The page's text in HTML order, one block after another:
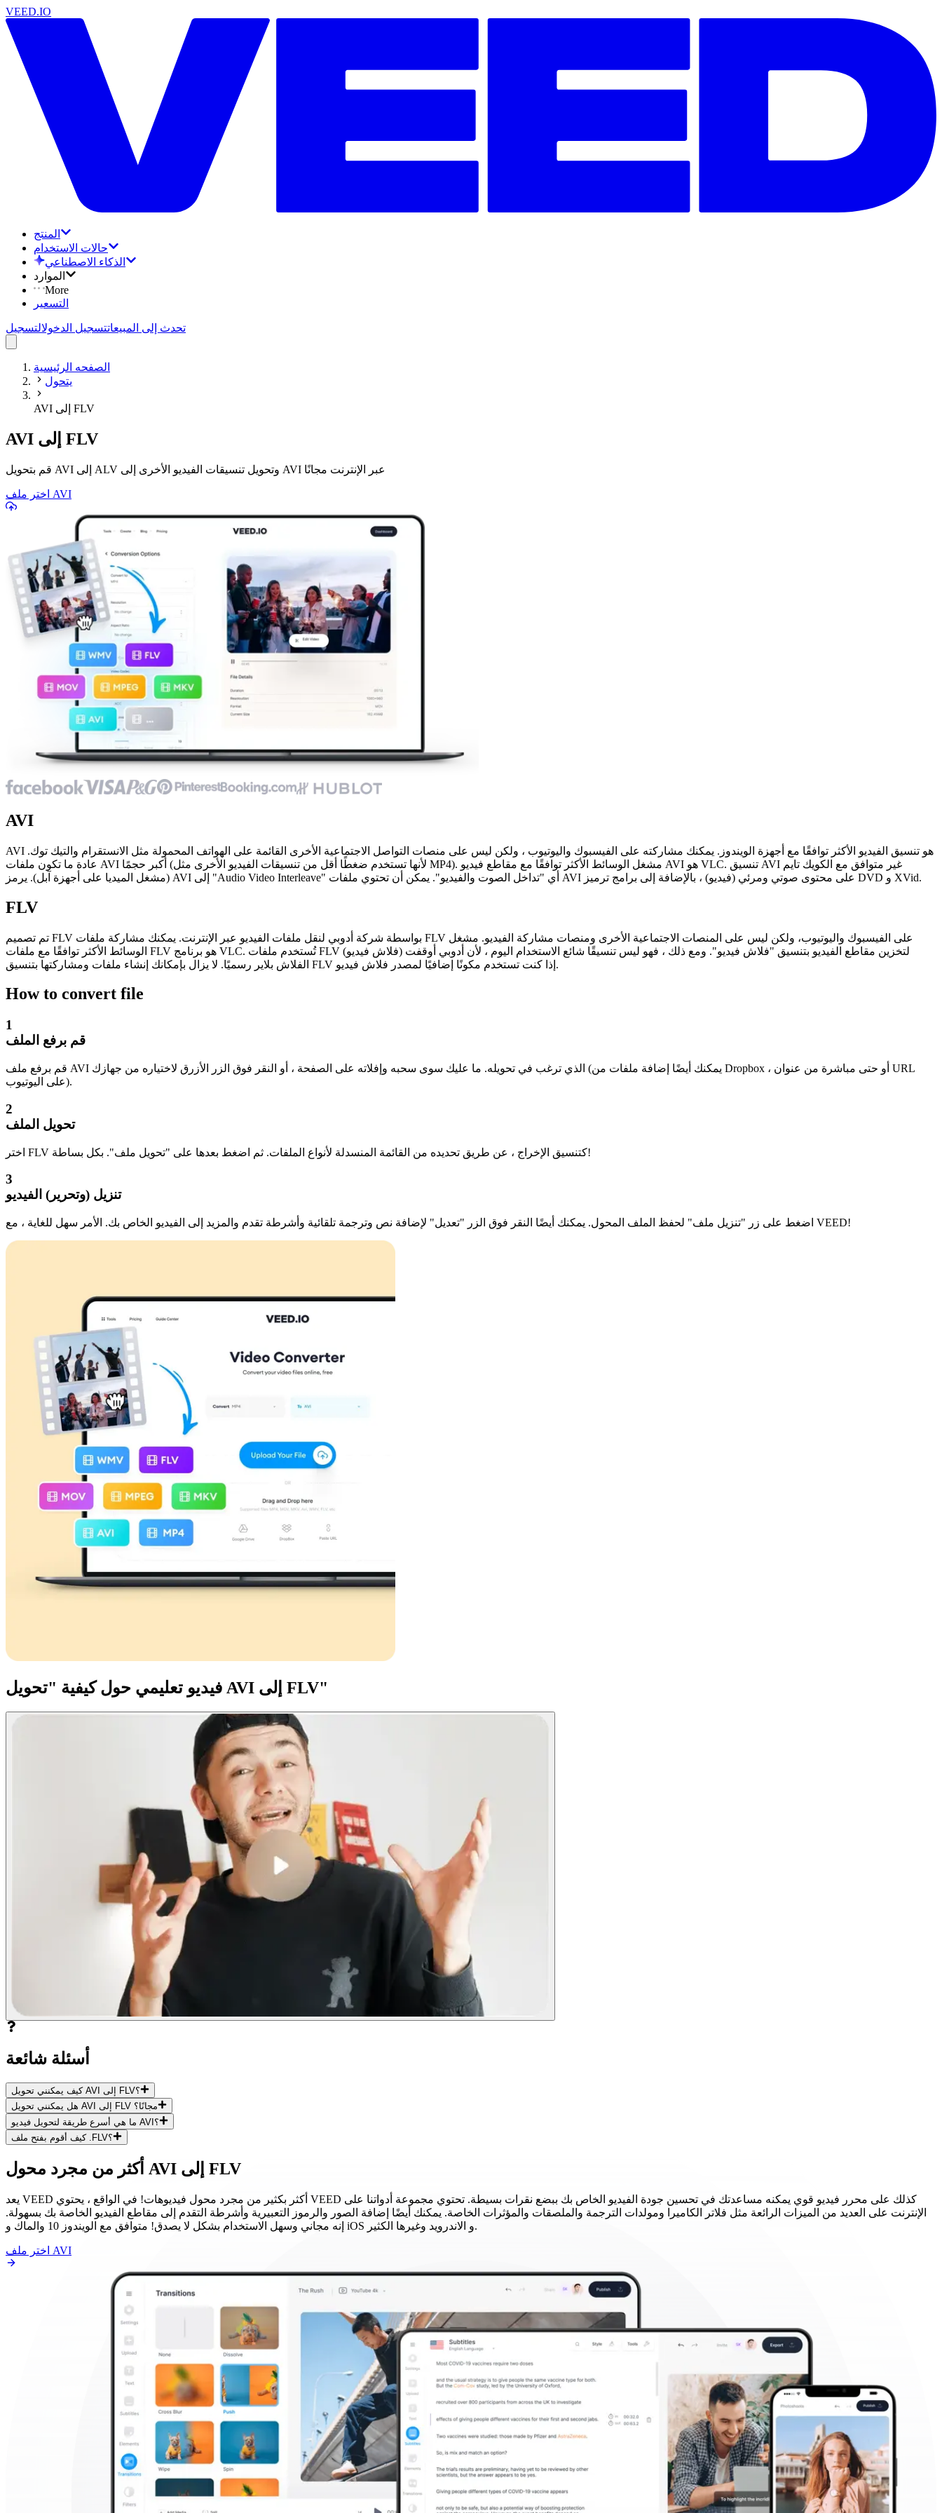
VEED.IO
المنتج
حالات الاستخدام
الذكاء الاصطناعي
الموارد
More
التسعير
تحدث إلى المبيعاتتسجيل الدخولالتسجيل
الصفحه الرئيسية
يتحول
AVI إلى FLV
AVI إلى FLV
قم بتحويل AVI إلى ALV وتحويل تنسيقات الفيديو الأخرى إلى AVI عبر الإنترنت مجانًا
اختر ملف AVI
AVI
AVI هو تنسيق الفيديو الأكثر توافقًا مع أجهزة الويندوز. يمكنك مشاركته على الفيسبوك واليوتيوب ، ولكن ليس على منصات التواصل الاجتماعية الأخرى القائمة على الهواتف المحمولة مثل الانستقرام والتيك توك.
عادة ما تكون ملفات AVI أكبر حجمًا (لأنها تستخدم ضغطًا أقل من تنسيقات الفيديو الأخرى مثل MP4). مشغل الوسائط الأكثر توافقًا مع مقاطع فيديو AVI هو VLC. تنسيق AVI غير متوافق مع الكويك تايم
(مشغل الميديا على أجهزة آبل). يرمز AVI إلى "Audio Video Interleave" أي "تداخل الصوت والفيديو". يمكن أن تحتوي ملفات AVI على محتوى صوتي ومرئي (فيديو) ، بالإضافة إلى برامج ترميز DVD و XVid.
FLV
تم تصميم FLV بواسطة شركة أدوبي لنقل ملفات الفيديو عبر الإنترنت. يمكنك مشاركة ملفات FLV على الفيسبوك واليوتيوب، ولكن ليس على المنصات الاجتماعية الأخرى ومنصات مشاركة الفيديو. مشغل
الوسائط الأكثر توافقًا مع ملفات FLV هو برنامج VLC. تُستخدم ملفات FLV (فلاش فيديو) لتخزين مقاطع الفيديو بتنسيق "فلاش فيديو". ومع ذلك ، فهو ليس تنسيقًا شائع الاستخدام اليوم ، لأن أدوبي أوقفت
الفلاش بلاير رسميًا. لا يزال بإمكانك إنشاء ملفات ومشاركتها بتنسيق FLV إذا كنت تستخدم مكونًا إضافيًا لمصدر فلاش فيديو.
How to convert file
1
قم برفع الملف
قم برفع ملف AVI الذي ترغب في تحويله. ما عليك سوى سحبه وإفلاته على الصفحة ، أو النقر فوق الزر الأزرق لاختياره من جهازك (يمكنك أيضًا إضافة ملفات من Dropbox ، أو حتى مباشرة من عنوان URL
على اليوتيوب).
2
تحويل الملف
اختر FLV كتنسيق الإخراج ، عن طريق تحديده من القائمة المنسدلة لأنواع الملفات. ثم اضغط بعدها على "تحويل ملف". بكل بساطة!
3
تنزيل (وتحرير) الفيديو
اضغط على زر "تنزيل ملف" لحفظ الملف المحول. يمكنك أيضًا النقر فوق الزر "تعديل" لإضافة نص وترجمة تلقائية وأشرطة تقدم والمزيد إلى الفيديو الخاص بك. الأمر سهل للغاية ، مع VEED!
فيديو تعليمي حول كيفية "تحويل AVI إلى FLV"
أسئلة شائعة
كيف يمكنني تحويل AVI إلى FLV؟
هل يمكنني تحويل AVI إلى FLV مجانًا؟
ما هي أسرع طريقة لتحويل فيديو AVI؟
كيف أقوم بفتح ملف .FLV؟
أكثر من مجرد محول AVI إلى FLV
يعد VEED أكثر بكثير من مجرد محول فيديوهات! في الواقع ، يحتوي VEED كذلك على محرر فيديو قوي يمكنه مساعدتك في تحسين جودة الفيديو الخاص بك ببضع نقرات بسيطة. تحتوي مجموعة أدواتنا على
الإنترنت على العديد من الميزات الرائعة مثل فلاتر الكاميرا ومولدات الترجمة والملصقات والمؤثرات الخاصة. يمكنك أيضًا إضافة الصور والرموز التعبيرية وأشرطة التقدم إلى مقاطع الفيديو الخاصة بك بسهولة.
إنه مجاني وسهل الاستخدام بشكل لا يصدق! متوافق مع الويندوز 10 والماك و iOS و الاندرويد وغيرها الكثير.
اختر ملف AVI